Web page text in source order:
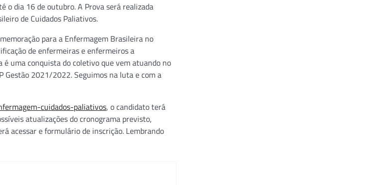
o dia 16 de outubro. A Prova será realizada
de Cuidados Paliativos.
para a Enfermagem Brasileira no
de enfermeiras e enfermeiros a
é uma conquista do coletivo que vem atuando no
Gestão 2021/2022. Seguimos na luta e com a
cuidados-paliativos, o candidato terá
atualizações do cronograma previsto,
acessar e formulário de inscrição. Lembrando